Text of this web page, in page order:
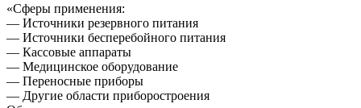
«Сферы применения:
— Источники резервного питания
— Источники бесперебойного питания
— Кассовые аппараты
— Медицинское оборудование
— Переносные приборы
— Другие области приборостроения